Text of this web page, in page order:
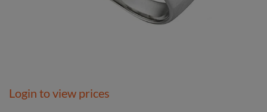
Login to view prices